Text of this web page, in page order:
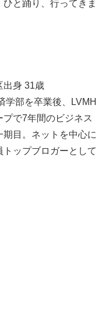
と踊り、行ってきま
出身 31歳
学部を卒業後、LVMH
で7年間のビジネス
目。ネットを中心に
ップブロガーとして